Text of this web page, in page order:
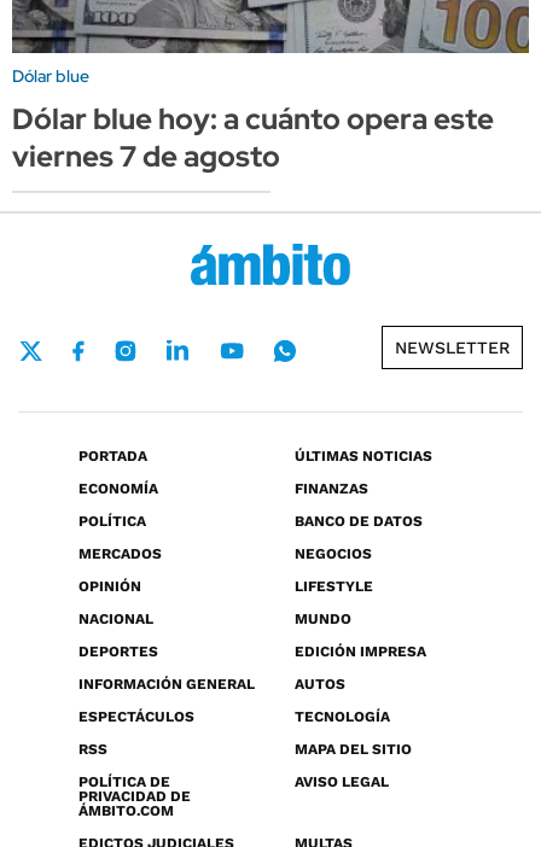
Dólar blue
Dólar blue hoy: a cuánto opera este
viernes 7 de agosto
NEWSLETTER
PORTADA
ÚLTIMAS NOTICIAS
ECONOMÍA
FINANZAS
POLÍTICA
BANCO DE DATOS
MERCADOS
NEGOCIOS
OPINIÓN
LIFESTYLE
NACIONAL
MUNDO
DEPORTES
EDICIÓN IMPRESA
INFORMACIÓN GENERAL
AUTOS
ESPECTÁCULOS
TECNOLOGÍA
RSS
MAPA DEL SITIO
POLÍTICA DE
PRIVACIDAD DE
ÁMBITO.COM
AVISO LEGAL